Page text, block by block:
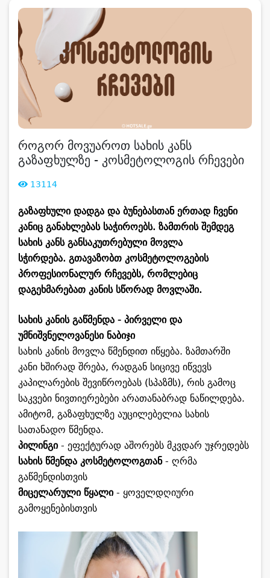
როგორ მოვუაროთ სახის კანს
გაზაფხულზე - კოსმეტოლოგის რჩევები
13114
გაზაფხული დადგა და ბუნებასთან ერთად ჩვენი
კანიც განახლებას საჭიროებს. ზამთრის შემდეგ
სახის კანს განსაკუთრებული მოვლა
სჭირდება. გთავაზობთ კოსმეტოლოგების
პროფესიონალურ რჩევებს, რომლებიც
დაგეხმარებათ კანის სწორად მოვლაში.
სახის კანის გაწმენდა - პირველი და
უმნიშვნელოვანესი ნაბიჯი
სახის კანის მოვლა წმენდით იწყება. ზამთარში
კანი ხშირად შრება, რადგან სიცივე იწვევს
კაპილარების შევიწროებას (სპაზმს), რის გამოც
საკვები ნივთიერებები არათანაბრად ნაწილდება.
ამიტომ, გაზაფხულზე აუცილებელია სახის
სათანადო წმენდა.
პილინგი - ეფექტურად აშორებს მკვდარ უჯრედებს
სახის წმენდა კოსმეტოლოგთან- ღრმა
გაწმენდისთვის
მიცელარული წყალი- ყოველდღიური
გამოყენებისთვის